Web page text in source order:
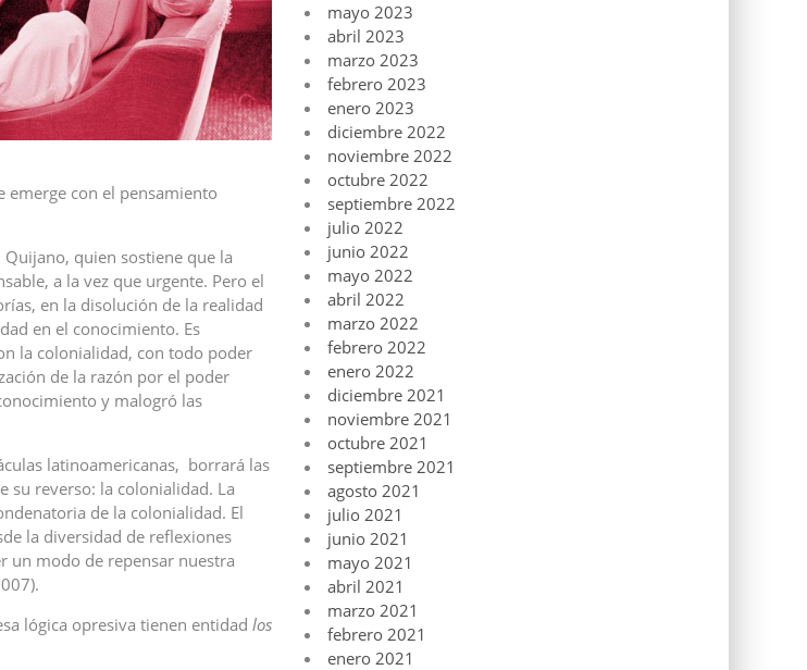
emerge con el pensamiento
quien sostiene que la
a la vez que urgente. Pero el
en la disolución de la realidad
en el conocimiento. Es
la colonialidad, con todo poder
de la razón por el poder
y malogró las
latinoamericanas, borrará las
su reverso: la colonialidad. La
de la colonialidad. El
la diversidad de reflexiones
un modo de repensar nuestra
lógica opresiva tienen entidad los
mayo 2023
abril 2023
marzo 2023
febrero 2023
enero 2023
diciembre 2022
noviembre 2022
octubre 2022
septiembre 2022
julio 2022
junio 2022
mayo 2022
abril 2022
marzo 2022
febrero 2022
enero 2022
diciembre 2021
noviembre 2021
octubre 2021
septiembre 2021
agosto 2021
julio 2021
junio 2021
mayo 2021
abril 2021
marzo 2021
febrero 2021
enero 2021